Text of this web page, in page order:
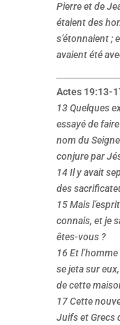
Pierre et de
étaient des
s’étonnaient ;
avaient été
Actes 19:13-
13 Quelques
essayé de
nom du
conjure par
14 Il y avait
des
15 Mais
connais, et je
êtes-vous ?
16 Et
se jeta sur
de cette
17 Cette
Juifs et Grecs